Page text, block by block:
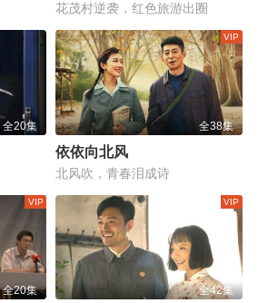
花茂村逆袭，红色旅游出圈
全20集 全38集
依依向北风
北风吹，青春泪成诗
全20集 全42集